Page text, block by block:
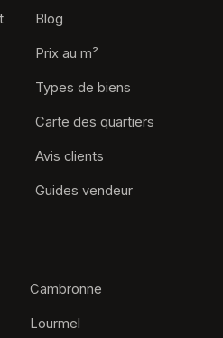
Blog
Prix au m²
Types de biens
Carte des quartiers
Avis clients
Guides vendeur
Cambronne
Lourmel